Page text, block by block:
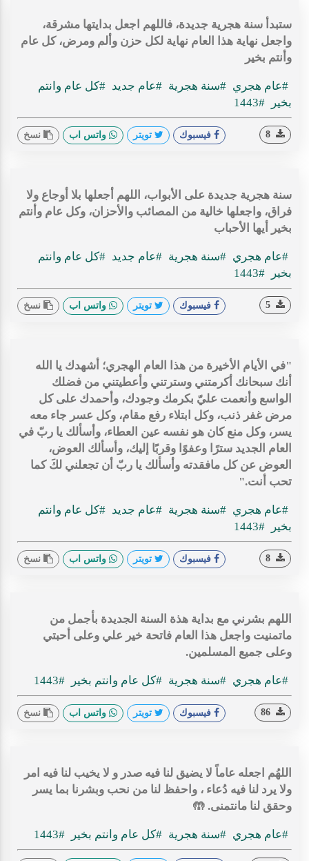
ستبدأ سنة هجرية جديدة، فاللهم اجعل بدايتها مشرقة،
واجعل نهاية هذا العام نهاية لكل حزن وألم ومرض، كل عام
وأنتم بخير
#عام هجري #سنة هجرية #عام جديد #كل عام وانتم
بخير
#1443
فيسبوك تويتر واتس اب نسخ
سنة هجرية جديدة على الأبواب، اللهم أجعلها بلا أوجاع ولا
فراق، واجعلها خالية من المصائب والأحزان، وكل عام وأنتم
بخير أيها الأحباب
#عام هجري #سنة هجرية #عام جديد #كل عام وانتم
بخير
#1443
فيسبوك تويتر واتس اب نسخ
"في الأيام الأخيرة من هذا العام الهجري؛ أشهدك يا الله
أنك سبحانك أكرمتني وسترتني وأعطيتني من فضلك
الواسع وأنعمت عليّ بكرمك وجودك، وأحمدك على كل
مرض غفر ذنب، وكل ابتلاء رفع مقام، وكل عسر جاء معه
يسر، وكل منع كان هو نفسه عين العطاء، وأسألك يا ربّ في
العام الجديد سترًا وعفوًا وقربًا إليك، وأسألك العوض،
العوض عن كل مافقدته وأسألك يا ربّ أن تجعلني لكَ كما
تحب أنت."
#عام هجري #سنة هجرية #عام جديد #كل عام وانتم
بخير
#1443
فيسبوك تويتر واتس اب نسخ
اللهم بشرني مع بداية هذة السنة الجديدة بأجمل من
ماتمنيت واجعل هذا العام فاتحة خير علي وعلى أحبتي
وعلى جميع المسلمين.
#عام هجري #سنة هجرية #كل عام وانتم بخير #1443
فيسبوك تويتر واتس اب نسخ
اللهُم اجعله عاماً لا يضيق لنا فيه صدر و لا يخيب لنا فيه امر
ولا يرد لنا فيه دُعاء ، واحفظ لنا من نحب وبشرنا بما يسر
وحقق لنا مانتمنى. 🤲
#عام هجري #سنة هجرية #كل عام وانتم بخير #1443